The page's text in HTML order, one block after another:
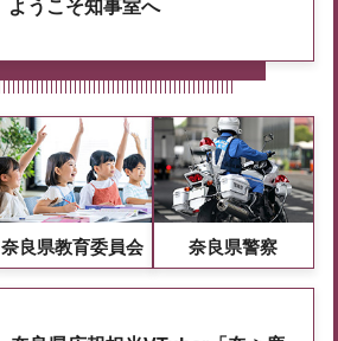
ようこそ知事室へ
奈良県教育委員会 奈良県警察